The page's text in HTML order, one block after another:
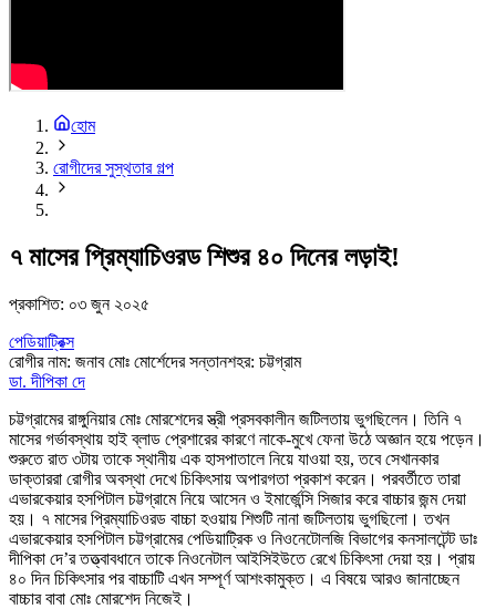
হোম
রোগীদের সুস্থতার গল্প
৭ মাসের প্রিম্যাচিওরড শিশুর ৪০ দিনের লড়াই!
প্রকাশিত: ০৩ জুন ২০২৫
পেডিয়াট্রিক্স
রোগীর নাম: জনাব মোঃ মোর্শেদের সন্তানশহর: চট্টগ্রাম
ডা. দীপিকা দে
চট্টগ্রামের রাঙ্গুনিয়ার মোঃ মোরশেদের স্ত্রী প্রসবকালীন জটিলতায় ভুগছিলেন। তিনি ৭
মাসের গর্ভাবস্থায় হাই ব্লাড প্রেশারের কারণে নাকে-মুখে ফেনা উঠে অজ্ঞান হয়ে পড়েন।
শুরুতে রাত ৩টায় তাকে স্থানীয় এক হাসপাতালে নিয়ে যাওয়া হয়, তবে সেখানকার
ডাক্তাররা রোগীর অবস্থা দেখে চিকিৎসায় অপারগতা প্রকাশ করেন। পরবর্তীতে তারা
এভারকেয়ার হসপিটাল চট্টগ্রামে নিয়ে আসেন ও ইমার্জেন্সি সিজার করে বাচ্চার জন্ম দেয়া
হয়। ৭ মাসের প্রিম্যাচিওরড বাচ্চা হওয়ায় শিশুটি নানা জটিলতায় ভুগছিলো। তখন
এভারকেয়ার হসপিটাল চট্টগ্রামের পেডিয়াট্রিক ও নিওনেটোলজি বিভাগের কনসালটেন্ট ডাঃ
দীপিকা দে’র তত্ত্বাবধানে তাকে নিওনেটাল আইসিইউতে রেখে চিকিৎসা দেয়া হয়। প্রায়
৪০ দিন চিকিৎসার পর বাচ্চাটি এখন সম্পূর্ণ আশংকামুক্ত। এ বিষয়ে আরও জানাচ্ছেন
বাচ্চার বাবা মোঃ মোরশেদ নিজেই।